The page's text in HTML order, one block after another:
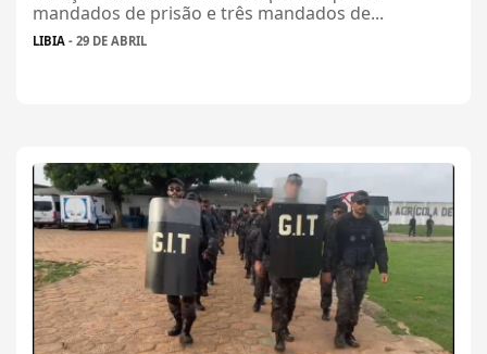
mandados de prisão e três mandados de...
LIBIA - 29 DE ABRIL